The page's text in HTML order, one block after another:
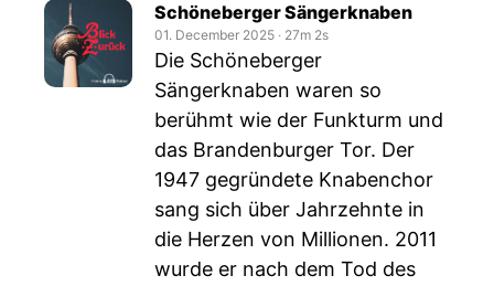
Schöneberger Sängerknaben
01. December 2025 ‧ 27m 2s
Die Schöneberger
Sängerknaben waren so
berühmt wie der Funkturm und
das Brandenburger Tor. Der
1947 gegründete Knabenchor
sang sich über Jahrzehnte in
die Herzen von Millionen. 2011
wurde er nach dem Tod des